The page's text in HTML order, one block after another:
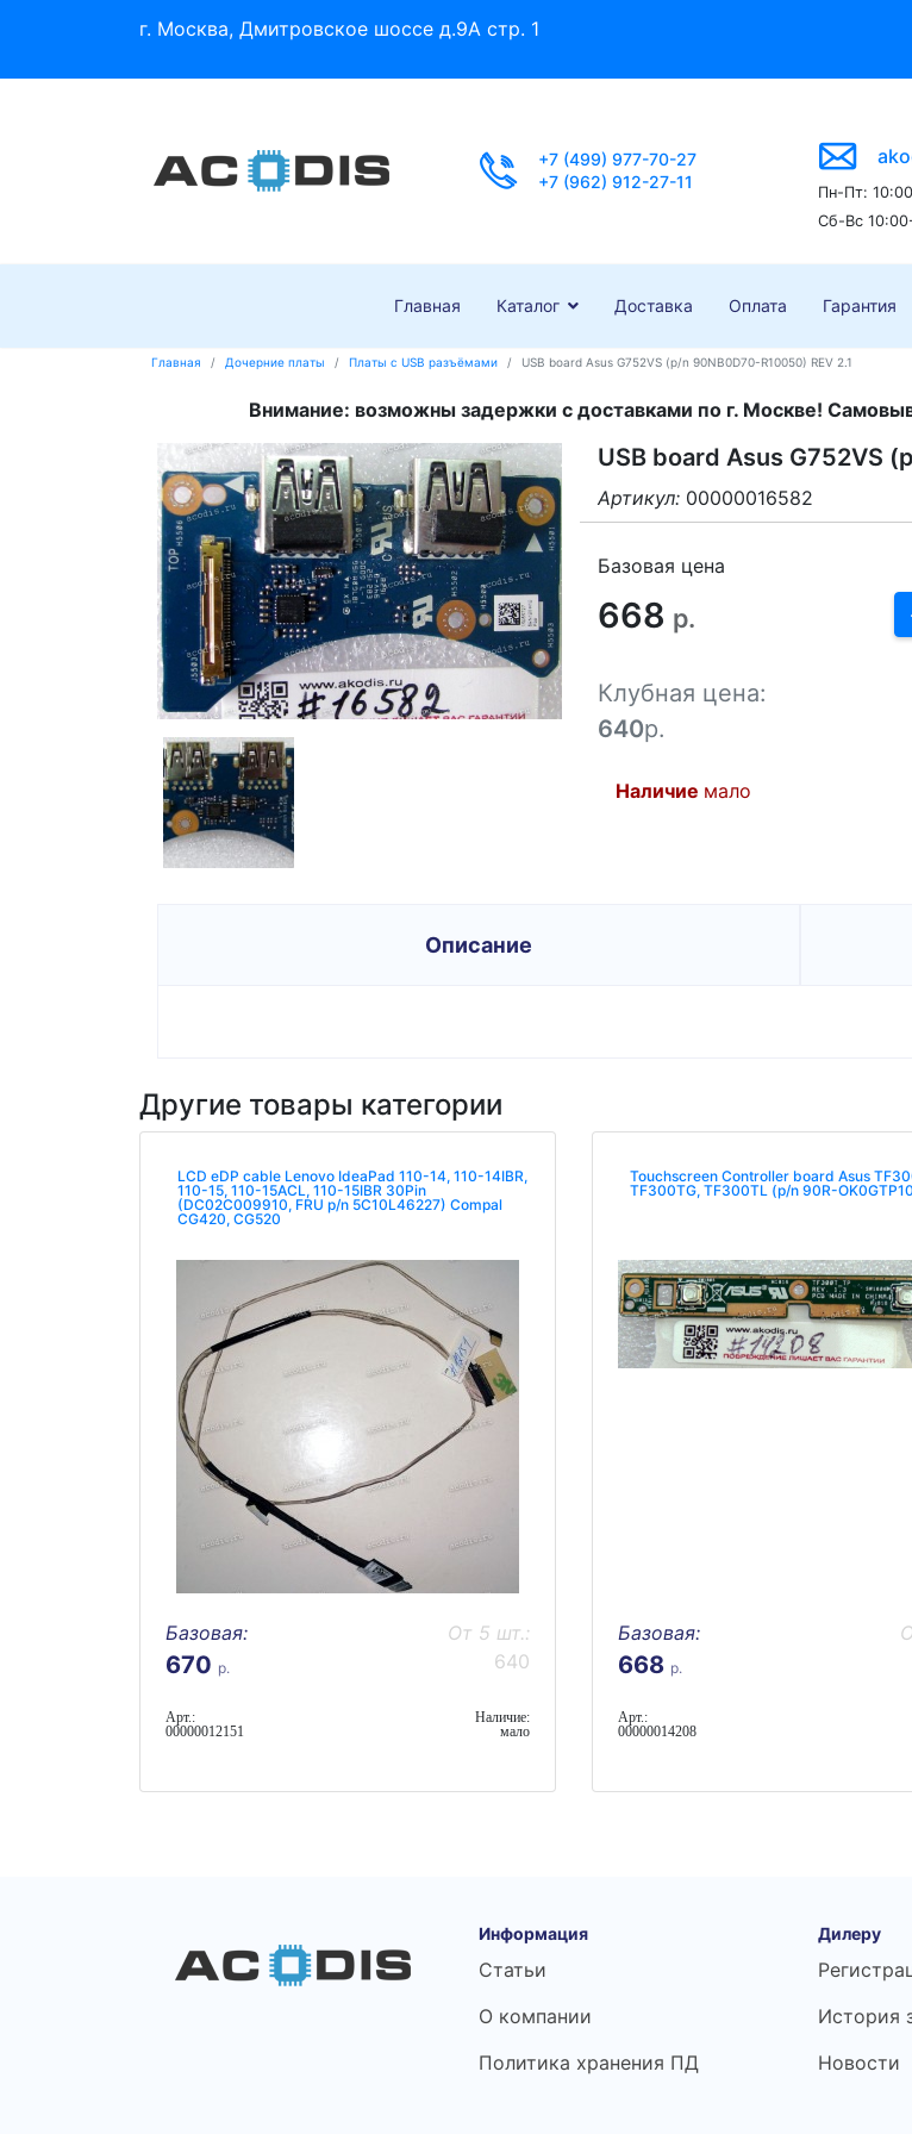
г. Москва, Дмитровское шоссе д.9А стр. 1
+7 (499) 977-70-27
+7 (962) 912-27-11
Пн-Пт:
Сб-Вс
Главная Каталог Доставка Оплата Гарантия
Главная Дочерние платы Платы с USB разъёмами USB board Asus G752VS (p/n 90NB0D70-R10050) REV 2.1
Внимание: возможны задержки с доставками по г. Москве!
USB board Asus G752VS
Артикул: 00000016582
Базовая цена
668 р.
Клубная цена:
640р.
Наличие мало
Описание
Другие товары категории
LCD eDP cable Lenovo IdeaPad 110-14, 110-14IBR,
110-15, 110-15ACL, 110-15IBR 30Pin
(DC02C009910, FRU p/n 5C10L46227) Compal
CG420, CG520
Базовая:
670 р.
От 5 шт.:
640
Арт.:
00000012151
Наличие:
мало
Touchscreen Controller board Asus
TF300TG, TF300TL (p/n 90R-
Базовая:
668 р.
Арт.:
00000014208
Информация
Статьи
О компании
Политика хранения ПД
Дилеру
История
Новости